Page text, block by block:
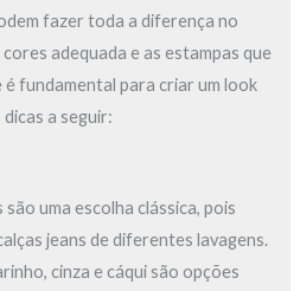
fazer toda a diferença no
adequada e as estampas que
fundamental para criar um look
a seguir:
uma escolha clássica, pois
jeans de diferentes lavagens.
cinza e cáqui são opções